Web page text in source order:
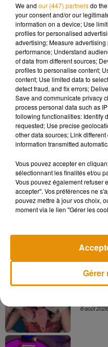
much... This Wednesday’s
blast from the past. Teen
pic.twitter.com/
— RobertoAguirreSacasa
Musique
7 août 2026
6 août 2026
We and our (447) partnersdo
your consent and/or our
information on a device; Use
profiles for personalised
advertising; Measure
performance; Understand
of data from different sources;
profiles to personalise content;
content; Use limited data to
detect fraud, and fix errors;
Save and communicate privacy
process personal data such as
following functionalities: Identify
requested; Use precise
other data sources; Link
information transmitted
Vous pouvez accepter en
sélectionnant les finalités et/ou
Vous pouvez également refuser
accepter". Vos préférences ne
pouvez mettre à jour vos choix,
moment via le lien "Gérer les
Gérer